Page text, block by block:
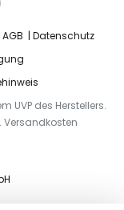
AGB
Datenschutz
UVP des Herstellers.
Versandkosten